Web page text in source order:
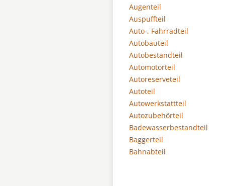
Augenteil
Auspuffteil
Auto-, Fahrradteil
Autobauteil
Autobestandteil
Automotorteil
Autoreserveteil
Autoteil
Autowerkstattteil
Autozubehörteil
Badewasserbestandteil
Baggerteil
Bahnabteil